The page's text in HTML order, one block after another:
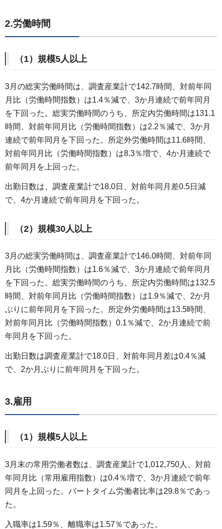
2.労働時間
（1）規模5人以上
3月の総実労働時間は、調査産業計で142.7時間、対前年同
月比（労働時間指数）は1.4％減で、3か月連続で前年同月
を下回った。総実労働時間のうち、所定内労働時間は131.1
時間、対前年同月比（労働時間指数）は2.2％減で、3か月
連続で前年同月を下回った。所定外労働時間は11.6時間、
対前年同月比（労働時間指数）は8.3％増で、4か月連続で
前年同月を上回った。
出勤日数は、調査産業計で18.0日、対前年同月差0.5日減
で、4か月連続で前年同月を下回った。
（2）規模30人以上
3月の総実労働時間は、調査産業計で146.0時間、対前年同
月比（労働時間指数）は1.6％減で、3か月連続で前年同月
を下回った。総実労働時間のうち、所定内労働時間は132.5
時間、対前年同月比（労働時間指数）は1.9％減で、2か月
ぶりに前年同月を下回った。所定外労働時間は13.5時間、
対前年同月比（労働時間指数）0.1％減で、2か月連続で前
年同月を下回った。
出勤日数は調査産業計で18.0日、対前年同月差は0.4％減
で、2か月ぶりに前年同月を下回った。
3.雇用
（1）規模5人以上
3月末の常用労働者数は、調査産業計で1,012,750人、対前
年同月比（常用雇用指数）は0.4％増で、3か月連続で前年
同月を上回った。パートタイム労働者比率は29.8％であっ
た。
入職率は1.59％、離職率は1.57％であった。